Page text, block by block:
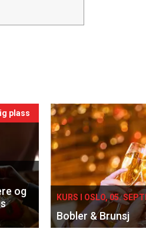
plass
og
KURS I OSLO, 05.
Bobler & Brunsj